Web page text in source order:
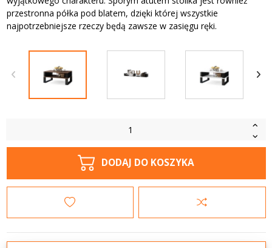
przestronna półka pod blatem, dzięki której wszystkie
najpotrzebniejsze rzeczy będą zawsze w zasięgu ręki.
DODAJ DO KOSZYKA